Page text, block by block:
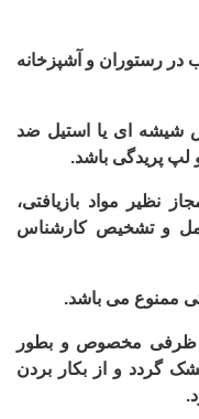
در رستوران و آشپزخانه
شیشه ای یا استیل ضد
لپ پریدگی باشد.
نظیر مواد بازیافتی،
و تشخیص کارشناس
ممنوع می باشد.
ظرفی مخصوص و بطور
گردد و از بکار بردن